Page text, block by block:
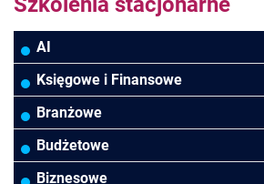
AI
Księgowe i Finansowe
Podatki VAT/CIT/PIT
Rachunkowość
Finanse
Branżowe
Banki
Budowlana/Deweloperska
Budżetowe
Rachunkowość budżetowa
Biznesowe